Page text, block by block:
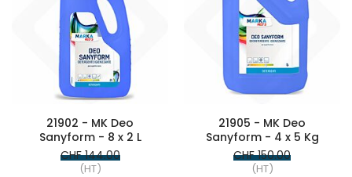
21902 - MK Deo
Sanyform - 8 x 2 L
CHF 144.00
(HT)
21905 - MK Deo
Sanyform - 4 x 5 Kg
CHF 150.00
(HT)